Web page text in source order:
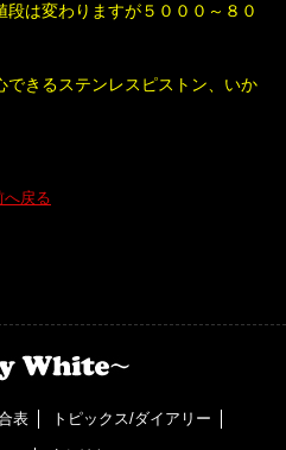
は変わりますが５０００～８０
きるステンレスピストン、いか
へ戻る
表 トピックス/ダイアリー